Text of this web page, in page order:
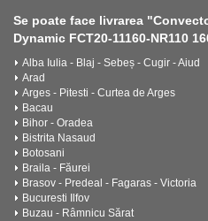
Se poate face livrarea
Dynamic FCT20-11160-NR110
Alba Iulia - Blaj - Sebeș - Cugir - Aiud
Arad
Arges - Pitesti - Curtea de Arges
Bacau
Bihor - Oradea
Bistrita Nasaud
Botosani
Braila - Făurei
Brasov - Predeal - Fagaras - Victoria
Bucuresti Ilfov
Buzau - Râmnicu Sărat